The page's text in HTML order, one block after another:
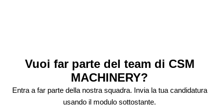
Vuoi far parte del team di CSM
MACHINERY?
Entra a far parte della nostra squadra. Invia la tua candidatura
usando il modulo sottostante.